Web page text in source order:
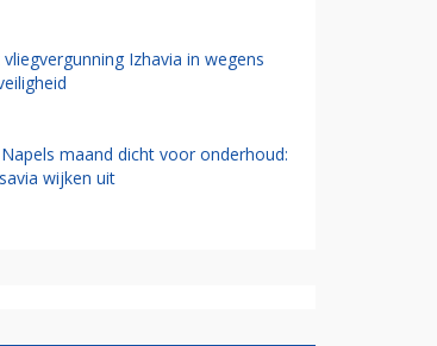
Izhavia in wegens
maand dicht voor onderhoud:
wijken uit